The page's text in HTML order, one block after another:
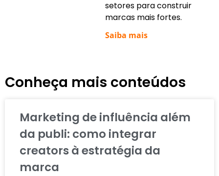
setores para construir
marcas mais fortes.
Saiba mais
Conheça mais conteúdos
Marketing de influência além
da publi: como integrar
creators à estratégia da
marca